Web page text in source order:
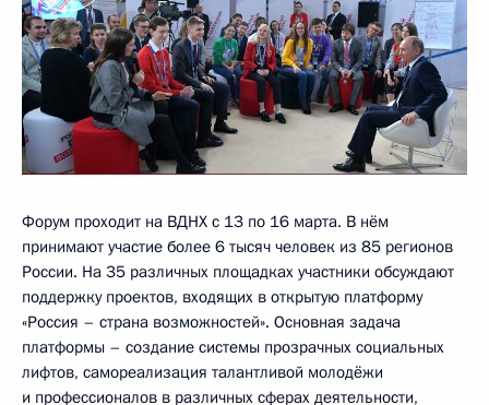
Форум проходит на ВДНХ с 13 по 16 марта. В нём
принимают участие более 6 тысяч человек из 85 регионов
России. На 35 различных площадках участники обсуждают
поддержку проектов, входящих в открытую платформу
«Россия – страна возможностей». Основная задача
платформы – создание системы прозрачных социальных
лифтов, самореализация талантливой молодёжи
и профессионалов в различных сферах деятельности,